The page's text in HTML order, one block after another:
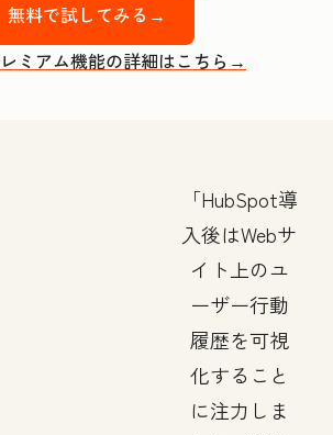
無料で試してみる→
ミアム機能の詳細はこちら→
HubSpot導
入後はWebサ
イト上のユ
ーザー行動
履歴を可視
化すること
に注力しま